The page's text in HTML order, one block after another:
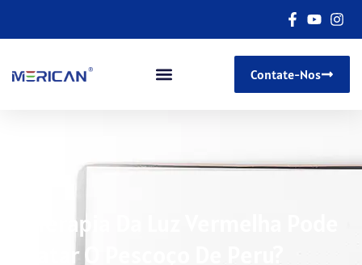
Contate-Nos
A Terapia Da Luz Vermelha Pode
Tratar O Pescoço De Peru?